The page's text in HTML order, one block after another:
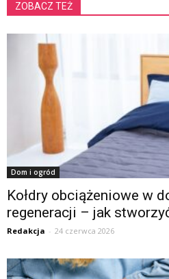
ZOBACZ TEŻ
Dom i ogród
Kołdry obciążeniowe w
regeneracji – jak
Redakcja - 24 czerwca 2026